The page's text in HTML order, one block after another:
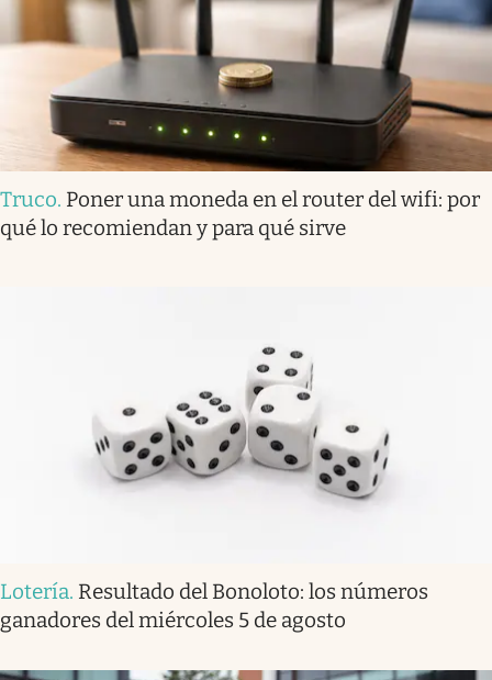
Truco. Poner una moneda en el router del wifi: por
qué lo recomiendan y para qué sirve
Lotería. Resultado del Bonoloto: los números
ganadores del miércoles 5 de agosto